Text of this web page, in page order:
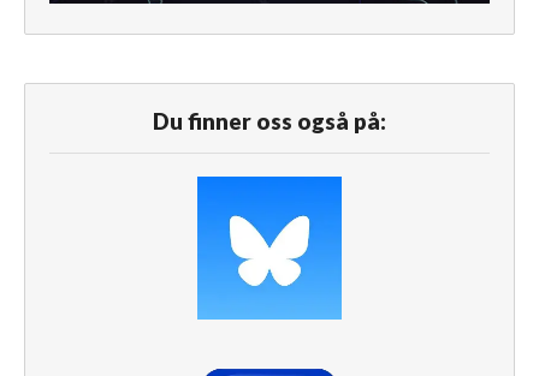
Du finner oss også på: